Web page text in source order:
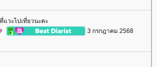
วะไปเที่ยวนะคะ
3 กรกฎาคม 2568